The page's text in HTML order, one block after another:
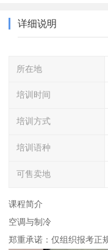
详细说明
所在地
培训时间
培训方式
培训语种
可售卖地
课程简介
空调与制冷
郑重承诺：仅组织报考正